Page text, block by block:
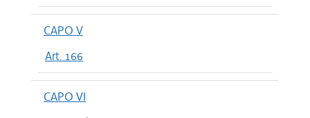
CAPO V
Art. 166
CAPO VI